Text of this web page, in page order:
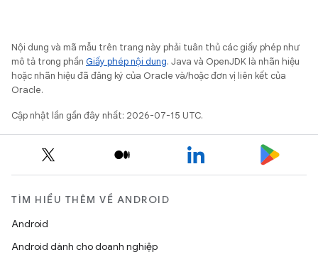
Nội dung và mã mẫu trên trang này phải tuân thủ các giấy phép như
mô tả trong phần Giấy phép nội dung. Java và OpenJDK là nhãn hiệu
hoặc nhãn hiệu đã đăng ký của Oracle và/hoặc đơn vị liên kết của
Oracle.
Cập nhật lần gần đây nhất: 2026-07-15 UTC.
TÌM HIỂU THÊM VỀ ANDROID
Android
Android dành cho doanh nghiệp